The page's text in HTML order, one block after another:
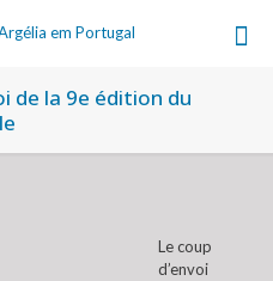
de la 9e édition du
Le coup
d’envoi